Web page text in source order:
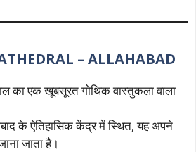
– ALLAHABAD
का एक खूबसूरत गोथिक वास्तुकला वाला
के ऐतिहासिक केंद्र में स्थित, यह अपने
जाता है।